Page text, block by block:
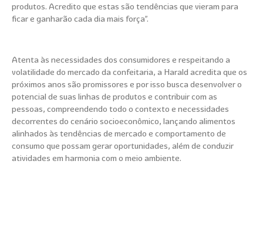
produtos. Acredito que estas são tendências que vieram para
ficar e ganharão cada dia mais força”.
Atenta às necessidades dos consumidores e respeitando a
volatilidade do mercado da confeitaria, a Harald acredita que os
próximos anos são promissores e por isso busca desenvolver o
potencial de suas linhas de produtos e contribuir com as
pessoas, compreendendo todo o contexto e necessidades
decorrentes do cenário socioeconômico, lançando alimentos
alinhados às tendências de mercado e comportamento de
consumo que possam gerar oportunidades, além de conduzir
atividades em harmonia com o meio ambiente.